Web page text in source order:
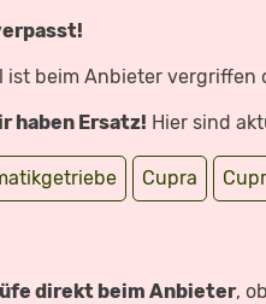
ist beim Anbieter vergriffen
haben Ersatz! Hier sind
Cupra
direkt beim Anbieter,